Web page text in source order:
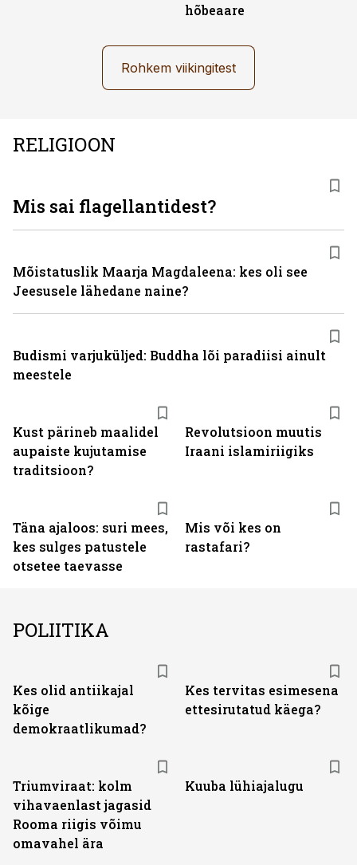
hõbeaare
Rohkem viikingitest
RELIGIOON
Kust pärineb maalidel
aupaiste kujutamise
traditsioon?
Revolutsioon muutis
Iraani islamiriigiks
Täna ajaloos: suri mees,
kes sulges patustele
otsetee taevasse
Mis või kes on
rastafari?
Mis sai flagellantidest?
Mõistatuslik Maarja Magdaleena: kes oli see
Jeesusele lähedane naine?
Budismi varjuküljed: Buddha lõi paradiisi ainult
meestele
POLIITIKA
Kes olid antiikajal
kõige
demokraatlikumad?
Kes tervitas esimesena
ettesirutatud käega?
Triumviraat: kolm
vihavaenlast jagasid
Rooma riigis võimu
omavahel ära
Kuuba lühiajalugu